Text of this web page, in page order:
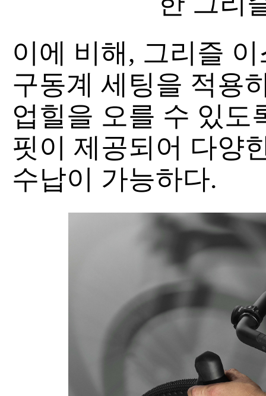
이에 비해, 그리즐
구동계 세팅을 적용
업힐을 오를 수 있도
핏이 제공되어 다양
수납이 가능하다.